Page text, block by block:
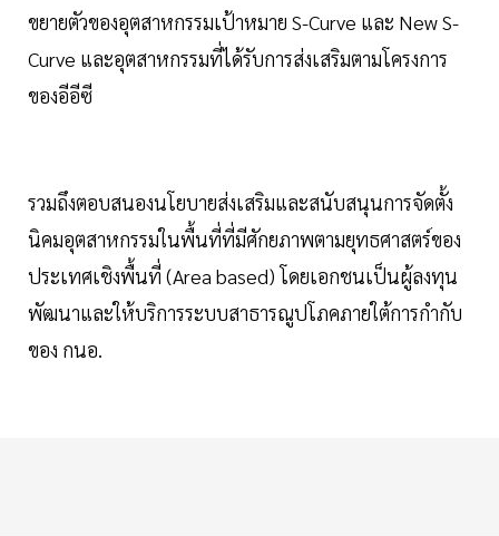
ขยายตัวของอุตสาหกรรมเป้าหมาย S-Curve และ New S-
Curve และอุตสาหกรรมที่ได้รับการส่งเสริมตามโครงการ
ของอีอีซี
รวมถึงตอบสนองนโยบายส่งเสริมและสนับสนุนการจัดตั้ง
นิคมอุตสาหกรรมในพื้นที่ที่มีศักยภาพตามยุทธศาสตร์ของ
ประเทศเชิงพื้นที่ (Area based) โดยเอกชนเป็นผู้ลงทุน
พัฒนาและให้บริการระบบสาธารณูปโภคภายใต้การกำกับ
ของ กนอ.